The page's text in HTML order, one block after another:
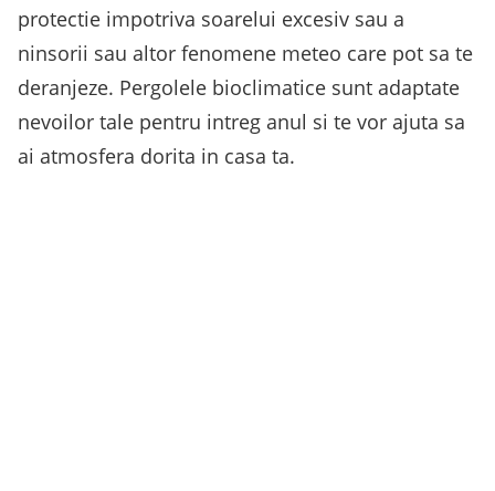
protectie impotriva soarelui excesiv sau a
ninsorii sau altor fenomene meteo care pot sa te
deranjeze. Pergolele bioclimatice sunt adaptate
nevoilor tale pentru intreg anul si te vor ajuta sa
ai atmosfera dorita in casa ta.